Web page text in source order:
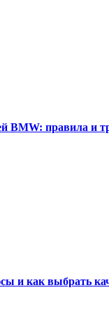
BMW: правила и
и как выбрать